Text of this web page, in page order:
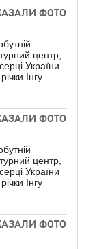
ФОТО
центр,
України
Інгу
ФОТО
центр,
України
Інгу
ФОТО